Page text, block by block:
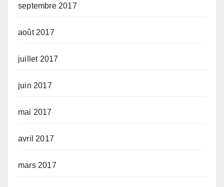
septembre 2017
août 2017
juillet 2017
juin 2017
mai 2017
avril 2017
mars 2017